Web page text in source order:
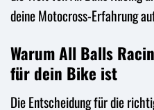
deine Motocross-Erfahrung
Warum All Balls
für dein Bike ist
Die Entscheidung für die